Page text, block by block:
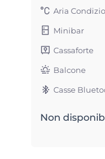
Aria
Minibar
Cassaforte
Balcone
Casse
Non